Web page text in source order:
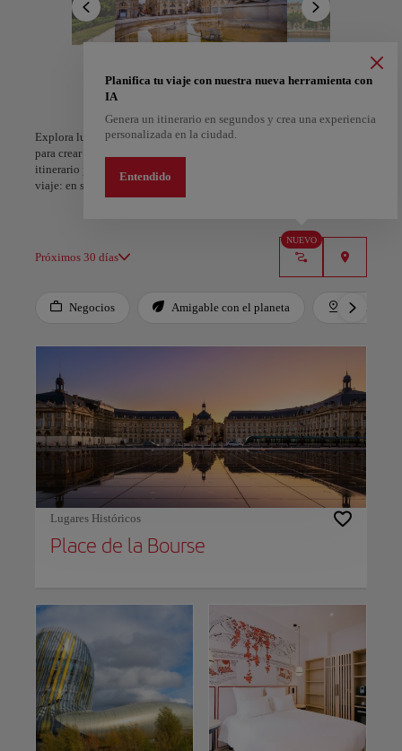
A Coruña Alicante
aire. Burdeos no es solo un destino: es un brindis a la belleza, la
historia y el arte de vivir bien.
Explora lugares, experiencias y marca con el corazón tus favoritos
para crear tu ruta y compartirla. ¿Quieres más ideas? Obtén un
itinerario personalizado según tus intereses y la duración de tu
viaje: en sólo dos pasos y descargable en Google Maps.
Próximos 30 días
NUEVO
Planifica tu viaje con nuestra nueva herramienta con
IA
Genera un itinerario en segundos y crea una experiencia
personalizada en la ciudad.
Entendido
Negocios Amigable con el planeta
Destacados
Lugares Históricos
Place de la Bourse